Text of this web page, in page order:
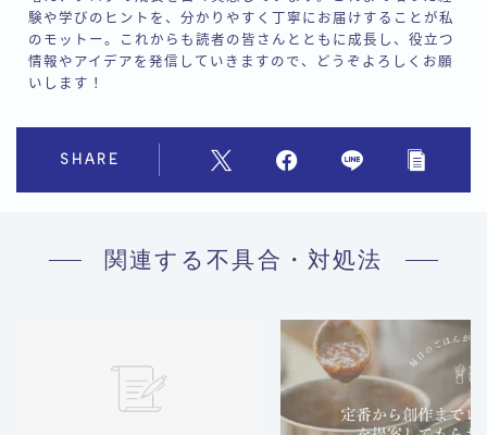
験や学びのヒントを、分かりやすく丁寧にお届けすることが私
のモットー。これからも読者の皆さんとともに成長し、役立つ
情報やアイデアを発信していきますので、どうぞよろしくお願
いします！
SHARE
関連する不具合・対処法